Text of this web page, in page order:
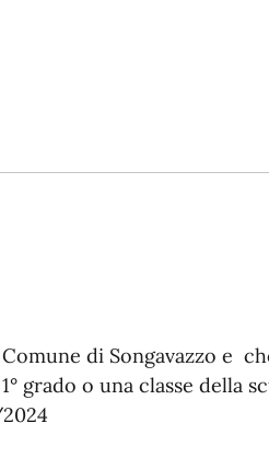
di Songavazzo e
grado o una classe della